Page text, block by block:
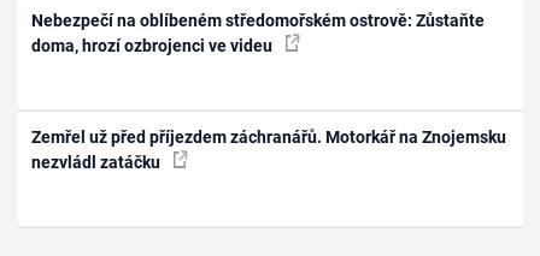
Nebezpečí na oblíbeném středomořském ostrově: Zůstaňte
doma, hrozí ozbrojenci ve videu
Zemřel už před příjezdem záchranářů. Motorkář na Znojemsku
nezvládl zatáčku